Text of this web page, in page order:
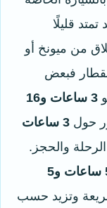
قليلًا
من ميونخ أو
فبعض
3 ساعات و16
حول
3 ساعات
والحجز.
5 ساعات و5
وتزيد حسب